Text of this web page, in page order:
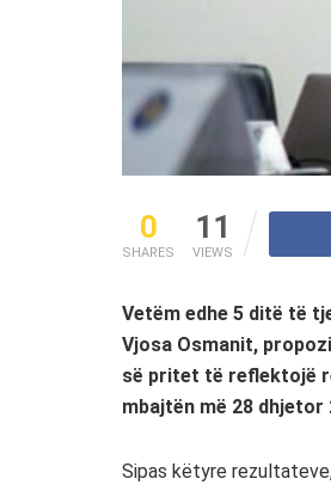
0
SHARES
11
VIEWS
Vetëm edhe 5 ditë të
Vjosa Osmanit,
së pritet të reflektojë
mbajtën më 28 dhjetor
Sipas këtyre